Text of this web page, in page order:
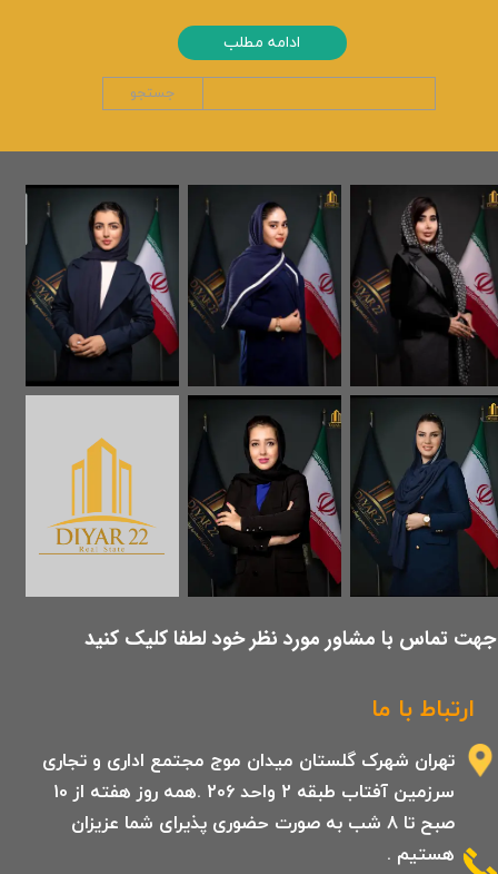
ارتباط با ما
تهران شهرک گلستان میدان موج مجتمع اداری و تجاری
سرزمین آفتاب طبقه 2 واحد 206 .همه روز هفته از 10
صبح تا 8 شب به صورت حضوری پذیرای شما عزیزان
هستیم .
​جهت تماس با مشاور مورد نظر خود لطفا کلیک کنید
ادامه مطلب
جستجو